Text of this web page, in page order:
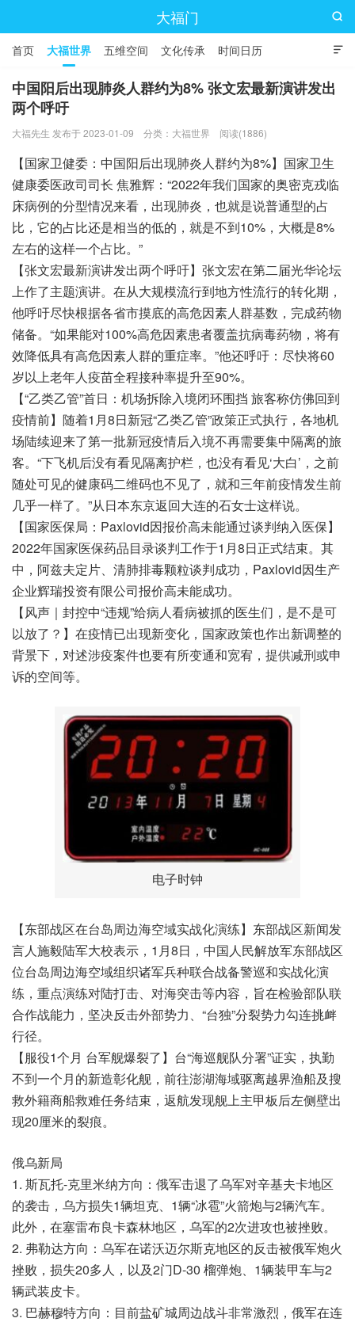
大福门

首页 大福世界 五维空间 文化传承 时间日历

中国阳后出现肺炎人群约为8% 张文宏最新演讲发出
两个呼吁
大福先生 发布于 2023-01-09 分类： 大福世界 阅读(1886)
【国家卫健委：中国阳后出现肺炎人群约为8%】国家卫生
健康委医政司司长 焦雅辉：“2022年我们国家的奥密克戎临
床病例的分型情况来看，出现肺炎，也就是说普通型的占
比，它的占比还是相当的低的，就是不到10%，大概是8%
左右的这样一个占比。”
【张文宏最新演讲发出两个呼吁】张文宏在第二届光华论坛
上作了主题演讲。在从大规模流行到地方性流行的转化期，
他呼吁尽快根据各省市摸底的高危因素人群基数，完成药物
储备。“如果能对100%高危因素患者覆盖抗病毒药物，将有
效降低具有高危因素人群的重症率。”他还呼吁：尽快将60
岁以上老年人疫苗全程接种率提升至90%。
【“乙类乙管”首日：机场拆除入境闭环围挡 旅客称仿佛回到
疫情前】随着1月8日新冠“乙类乙管”政策正式执行，各地机
场陆续迎来了第一批新冠疫情后入境不再需要集中隔离的旅
客。“下飞机后没有看见隔离护栏，也没有看见‘大白’，之前
随处可见的健康码二维码也不见了，就和三年前疫情发生前
几乎一样了。”从日本东京返回大连的石女士这样说。
【国家医保局：Paxlovid因报价高未能通过谈判纳入医保】
2022年国家医保药品目录谈判工作于1月8日正式结束。其
中，阿兹夫定片、清肺排毒颗粒谈判成功，Paxlovid因生产
企业辉瑞投资有限公司报价高未能成功。
【风声｜封控中“违规”给病人看病被抓的医生们，是不是可
以放了？】在疫情已出现新变化，国家政策也作出新调整的
背景下，对述涉疫案件也要有所变通和宽宥，提供减刑或申
诉的空间等。
电子时钟
【东部战区在台岛周边海空域实战化演练】东部战区新闻发
言人施毅陆军大校表示，1月8日，中国人民解放军东部战区
位台岛周边海空域组织诸军兵种联合战备警巡和实战化演
练，重点演练对陆打击、对海突击等内容，旨在检验部队联
合作战能力，坚决反击外部势力、“台独”分裂势力勾连挑衅
行径。
【服役1个月 台军舰爆裂了】台“海巡舰队分署”证实，执勤
不到一个月的新造彰化舰，前往澎湖海域驱离越界渔船及搜
救外籍商船救难任务结束，返航发现舰上主甲板后左侧壁出
现20厘米的裂痕。
俄乌新局
1. 斯瓦托-克里米纳方向：俄军击退了乌军对辛基夫卡地区
的袭击，乌方损失1辆坦克、1辆“冰雹”火箭炮与2辆汽车。
此外，在塞雷布良卡森林地区，乌军的2次进攻也被挫败。
2. 弗勒达方向：乌军在诺沃迈尔斯克地区的反击被俄军炮火
挫败，损失20多人，以及2门D-30 榴弹炮、1辆装甲车与2
辆武装皮卡。
3. 巴赫穆特方向：目前盐矿城周边战斗非常激烈，俄军在连